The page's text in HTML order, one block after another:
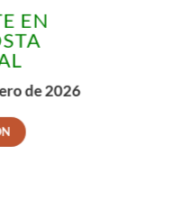
EN
de 2026